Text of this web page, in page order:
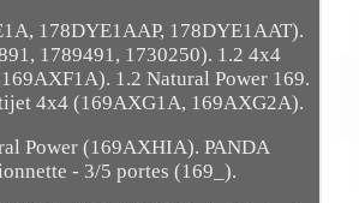
178DYE1AAP, 178DYE1AAT).
1789491, 1730250). 1.2 4x4
1.2 Natural Power 169.
4x4 (169AXG1A, 169AXG2A).
Power (169AXHIA). PANDA
- 3/5 portes (169_).